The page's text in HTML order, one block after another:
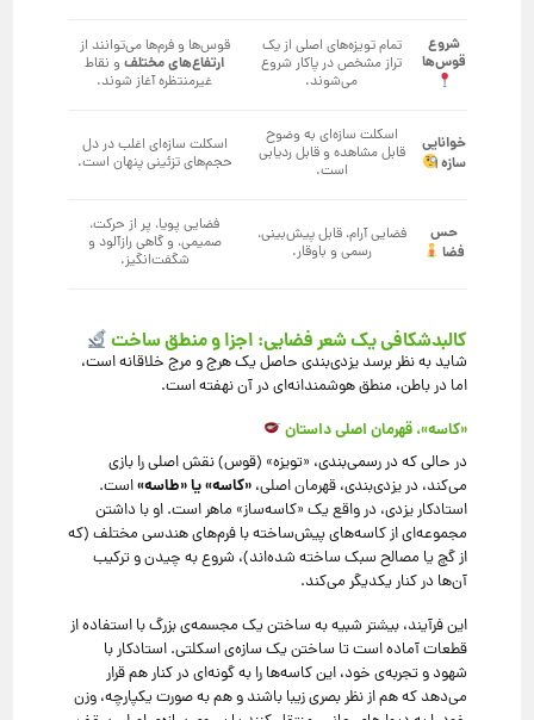
شروع
قوس‌ها
تمام تویزه‌های اصلی از یک
تراز مشخص در پاکار شروع
می‌شوند.
قوس‌ها و فرم‌ها می‌توانند از
ارتفاع‌های مختلفو نقاط
غیرمنتظره آغاز شوند.
خوانایی
سازه
اسکلت سازه‌ای به وضوح
قابل مشاهده و قابل ردیابی
است.
اسکلت سازه‌ای اغلب در دل
حجم‌های تزئینی پنهان است.
حس
فضا
فضایی آرام، قابل پیش‌بینی،
رسمی و باوقار.
فضایی پویا، پر از حرکت،
صمیمی، و گاهی رازآلود و
شگفت‌انگیز.
کالبدشکافی یک شعر فضایی: اجزا و منطق ساخت
شاید به نظر برسد یزدی‌بندی حاصل یک هرج و مرج خلاقانه است،
اما در باطن، منطق هوشمندانه‌ای در آن نهفته است.
«کاسه»، قهرمان اصلی داستان
در حالی که در رسمی‌بندی، «تویزه» (قوس) نقش اصلی را بازی
می‌کند، در یزدی‌بندی، قهرمان اصلی،«کاسه» یا «طاسه»است.
استادکار یزدی، در واقع یک «کاسه‌ساز» ماهر است. او با داشتن
مجموعه‌ای از کاسه‌های پیش‌ساخته با فرم‌های هندسی مختلف (که
از گچ یا مصالح سبک ساخته شده‌اند)، شروع به چیدن و ترکیب
آن‌ها در کنار یکدیگر می‌کند.
این فرآیند، بیشتر شبیه به ساختن یک مجسمه‌ی بزرگ با استفاده از
قطعات آماده است تا ساختن یک سازه‌ی اسکلتی. استادکار با
شهود و تجربه‌ی خود، این کاسه‌ها را به گونه‌ای در کنار هم قرار
می‌دهد که هم از نظر بصری زیبا باشند و هم به صورت یکپارچه، وزن